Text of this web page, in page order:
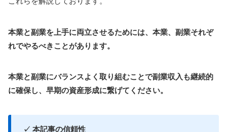
本業と副業を上手に両立させるためには、本業、副業それぞ
れでやるべきことがあります。
本業と副業にバランスよく取り組むことで副業収入も継続的
に確保し、早期の資産形成に繋げてください。
✓ 本記事の信頼性